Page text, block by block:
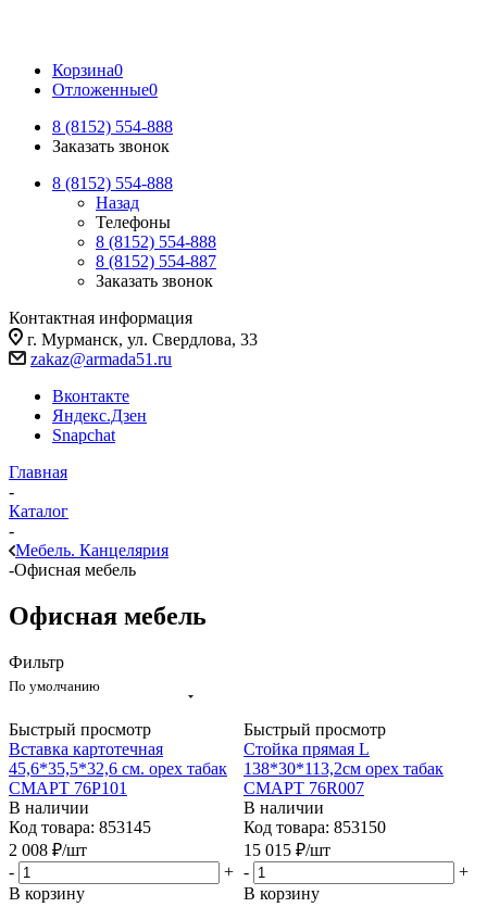
Корзина0
Отложенные0
8 (8152) 554-888
Заказать звонок
8 (8152) 554-888
Назад
Телефоны
8 (8152) 554-888
8 (8152) 554-887
Заказать звонок
Контактная информация
г. Мурманск, ул. Свердлова, 33
zakaz@armada51.ru
Вконтакте
Яндекс.Дзен
Snapchat
Главная
-
Каталог
-
Мебель. Канцелярия
-Офисная мебель
Офисная мебель
Фильтр
По умолчанию
Быстрый просмотр
Вставка картотечная
45,6*35,5*32,6 см. орех табак
СМАРТ 76Р101
В наличии
Код товара: 853145
2 008 ₽/шт
-
+
В корзину
Быстрый просмотр
Стойка прямая L
138*30*113,2см орех табак
СМАРТ 76R007
В наличии
Код товара: 853150
15 015 ₽/шт
-
+
В корзину